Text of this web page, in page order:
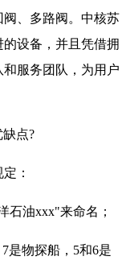
、多路阀。中核苏
设备，并且凭借拥
服务团队，为用户
点?
：
石油xxx"来命名；
是物探船，5和6是